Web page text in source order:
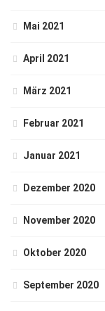
Mai 2021
April 2021
März 2021
Februar 2021
Januar 2021
Dezember 2020
November 2020
Oktober 2020
September 2020